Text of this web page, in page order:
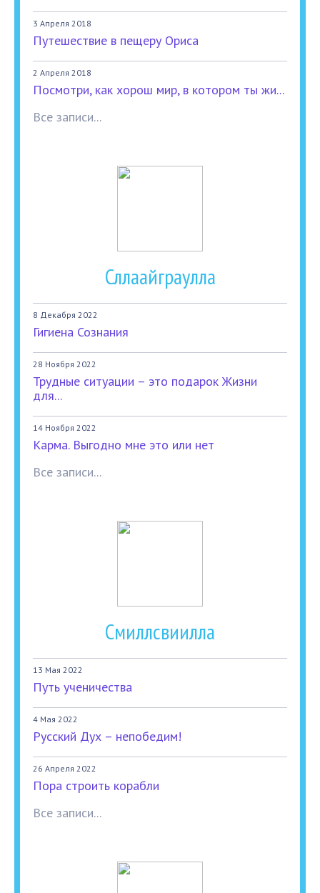
3 Апреля 2018
Путешествие в пещеру Ориса
2 Апреля 2018
Посмотри, как хорош мир, в котором ты жи...
Все записи...
Сллаайграулла
8 Декабря 2022
Гигиена Сознания
28 Ноября 2022
Трудные ситуации – это подарок Жизни
для...
14 Ноября 2022
Карма. Выгодно мне это или нет
Все записи...
Смиллсвиилла
13 Мая 2022
Путь ученичества
4 Мая 2022
Русский Дух – непобедим!
26 Апреля 2022
Пора строить корабли
Все записи...